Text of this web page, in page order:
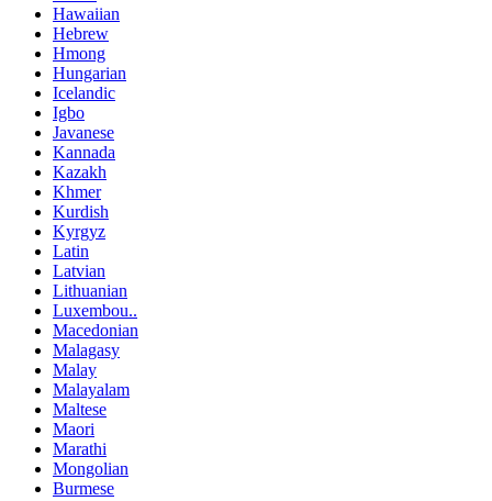
Hawaiian
Hebrew
Hmong
Hungarian
Icelandic
Igbo
Javanese
Kannada
Kazakh
Khmer
Kurdish
Kyrgyz
Latin
Latvian
Lithuanian
Luxembou..
Macedonian
Malagasy
Malay
Malayalam
Maltese
Maori
Marathi
Mongolian
Burmese